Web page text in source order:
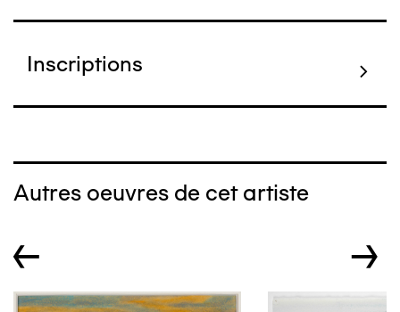
Inscriptions
Autres oeuvres de cet artiste
← →